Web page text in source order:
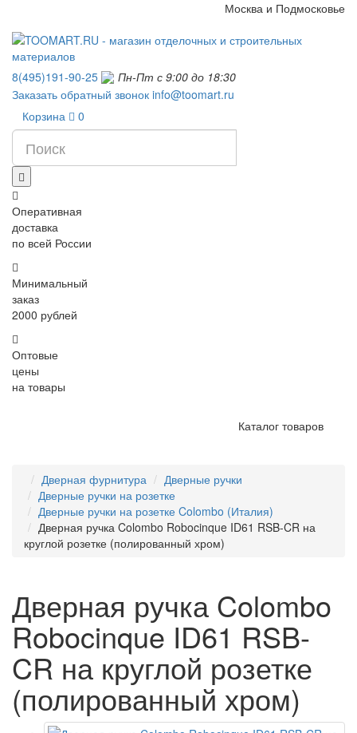
Москва и Подмосковье
8(495)191-90-25
Пн-Пт с 9:00 до 18:30
Заказать обратный звонок info@toomart.ru
Корзина
0
Оперативная
доставка
по всей России
Минимальный
заказ
2000 рублей
Оптовые
цены
на товары
Каталог товаров
Дверная фурнитура
Дверные ручки
Дверные ручки на розетке
Дверные ручки на розетке Colombo (Италия)
Дверная ручка Colombo Robocinque ID61 RSB-CR на
круглой розетке (полированный хром)
Дверная ручка Colombo
Robocinque ID61 RSB-
CR на круглой розетке
(полированный хром)